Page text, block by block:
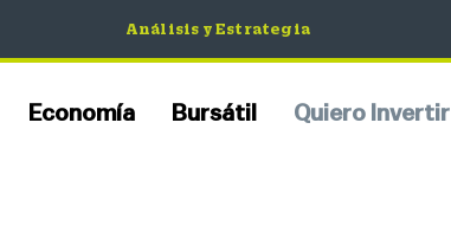
Análisis y Estrategia
Economía Bursátil Quiero Invertir